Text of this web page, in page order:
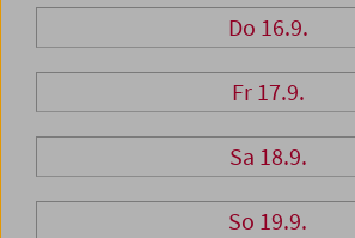
Do 16.9.
Fr 17.9.
Sa 18.9.
So 19.9.